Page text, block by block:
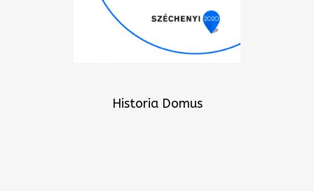
Historia Domus